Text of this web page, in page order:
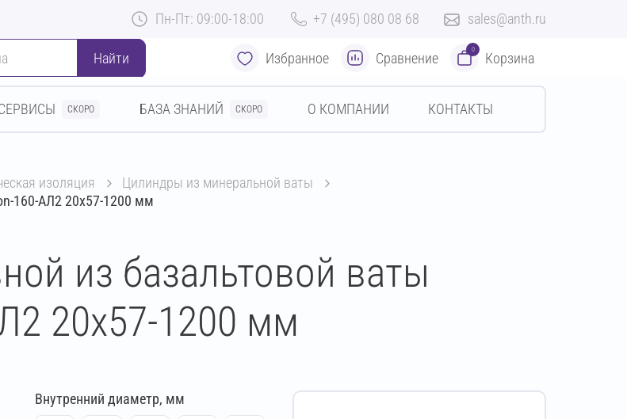
Пн-Пт: 09:00-18:00 +7 (495) 080 08 68 sales@anth.ru
Найти Избранное Сравнение
0
Корзина
СКОРО БАЗА ЗНАНИЙ СКОРО О КОМПАНИИ КОНТАКТЫ
изоляция
цилиндры из минеральной ваты
160-АЛ2 20х57-1200 мм
из базальтовой ваты
20х57-1200 мм
Внутренний диаметр, мм